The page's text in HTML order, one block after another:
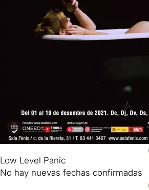
Low Level Panic
No hay nuevas fechas confirmadas